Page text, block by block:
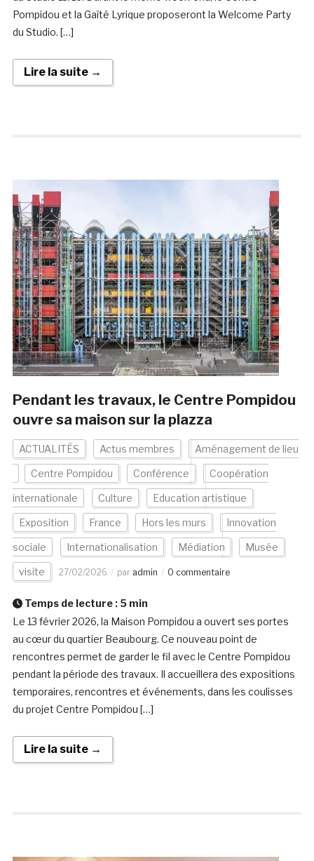
Pompidou et la Gaîté Lyrique proposeront la Welcome Party
du Studio. […]
Lire la suite →
Pendant les travaux, le Centre Pompidou
ouvre sa maison sur la plazza
ACTUALITÉS Actus membres Aménagement de lieu
Centre Pompidou Conférence Coopération
internationale Culture Education artistique
Exposition France Hors les murs Innovation
sociale Internationalisation Médiation Musée
visite 27/02/2026 par admin 0 commentaire
Temps de lecture : 5 min
Le 13 février 2026, la Maison Pompidou a ouvert ses portes
au cœur du quartier Beaubourg. Ce nouveau point de
rencontres permet de garder le fil avec le Centre Pompidou
pendant la période des travaux. Il accueillera des expositions
temporaires, rencontres et événements, dans les coulisses
du projet Centre Pompidou […]
Lire la suite →